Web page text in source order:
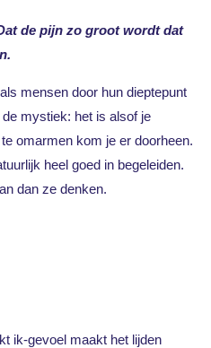
de pijn zo groot wordt dat
mensen door hun dieptepunt
mystiek: het is alsof je
omarmen kom je er doorheen.
heel goed in begeleiden.
dan ze denken.
ik-gevoel maakt het lijden